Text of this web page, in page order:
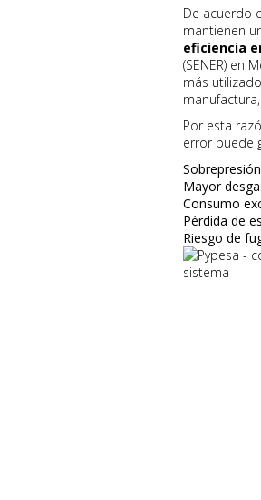
De acuerdo
mantienen
eficiencia
(SENER) en
más
Por esta
error puede
Mayor
Consumo
Pérdida de
Riesgo de